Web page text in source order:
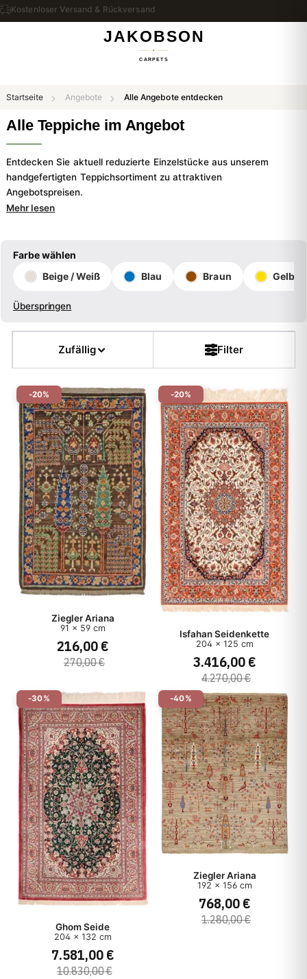
Kostenloser Versand & Rückversand
Startseite Angebote Alle Angebote entdecken
Alle Teppiche im Angebot
Entdecken Sie aktuell reduzierte Einzelstücke aus unserem
handgefertigten Teppichsortiment zu attraktiven
Angebotspreisen.
Mehr lesen
Form
Kette
Flor
Dicke
Muster
Teppichart
Stil
Preis
Farbe wählen
Beige / Weiß
Blau Braun Gelb
Überspringen
Zufällig Filter
-20%
Ziegler Ariana
91 x 59 cm
216,00 €
270,00 €
-20%
Isfahan Seidenkette
204 x 125 cm
3.416,00 €
4.270,00 €
-30%
Ghom Seide
204 x 132 cm
7.581,00 €
10.830,00 €
-40%
Ziegler Ariana
192 x 156 cm
768,00 €
1.280,00 €